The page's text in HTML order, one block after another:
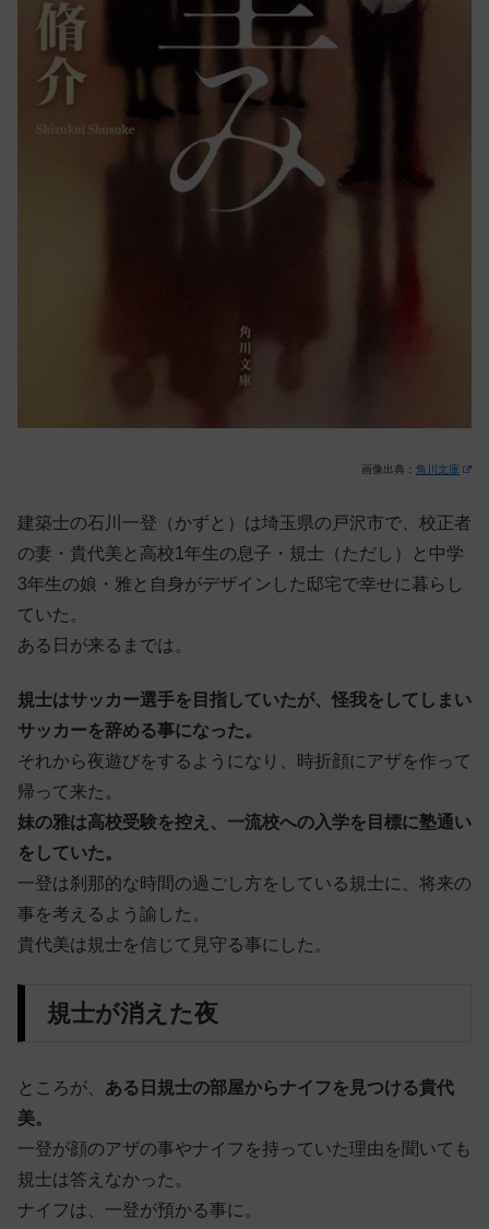
画像出典： 角川文庫
建築士の石川一登（かずと）は埼玉県の戸沢市で、校正者
の妻・貴代美と高校1年生の息子・規士（ただし）と中学
3年生の娘・雅と自身がデザインした邸宅で幸せに暮らし
ていた。
ある日が来るまでは。
規士はサッカー選手を目指していたが、怪我をしてしまい
サッカーを辞める事になった。
それから夜遊びをするようになり、時折顔にアザを作って
帰って来た。
妹の雅は高校受験を控え、一流校への入学を目標に塾通い
をしていた。
一登は刹那的な時間の過ごし方をしている規士に、将来の
事を考えるよう諭した。
貴代美は規士を信じて見守る事にした。
規士が消えた夜
ところが、 ある日規士の部屋からナイフを見つける貴代
美。
一登が顔のアザの事やナイフを持っていた理由を聞いても
規士は答えなかった。
ナイフは、一登が預かる事に。